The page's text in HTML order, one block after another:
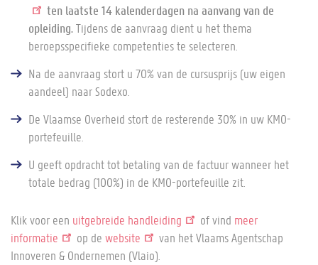
ten laatste 14 kalenderdagen na aanvang van de
opleiding.Tijdens de aanvraag dient u het thema
beroepsspecifieke competenties te selecteren.
Na de aanvraag stort u 70% van de cursusprijs (uw eigen
aandeel) naar Sodexo.
De Vlaamse Overheid stort de resterende 30% in uw KMO-
portefeuille.
U geeft opdracht tot betaling van de factuur wanneer het
totale bedrag (100%) in de KMO-portefeuille zit.
Klik voor een uitgebreide handleiding of vind meer
informatie
op de website
van het Vlaams Agentschap
Innoveren & Ondernemen (Vlaio).